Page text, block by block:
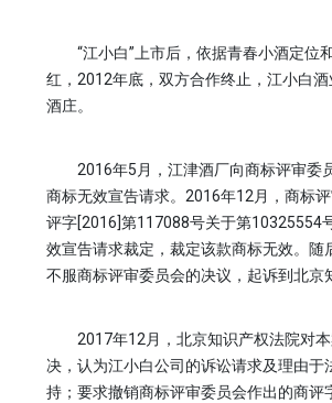
“江小白”上市后，依据青春小酒定位
红，2012年底，双方合作终止，江小白
酒庄。
2016年5月，江津酒厂向商标评审委员
商标无效宣告请求。2016年12月，商标
评字[2016]第117088号关于第10325554
效宣告请求裁定，裁定该款商标无效。随
不服商标评审委员会的决议，起诉到北京
2017年12月，北京知识产权法院对本
决，认为江小白公司的诉讼请求及理由于
持；要求撤销商标评审委员会作出的商评